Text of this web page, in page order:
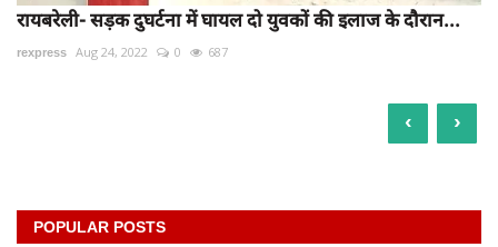
रायबरेली- सड़क दुघर्टना में घायल दो युवकों की इलाज के दौरान...
rexpress Aug 24, 2022 0 687
‹ ›
POPULAR POSTS